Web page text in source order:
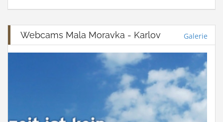
Webcams Mala Moravka - Karlov Galerie